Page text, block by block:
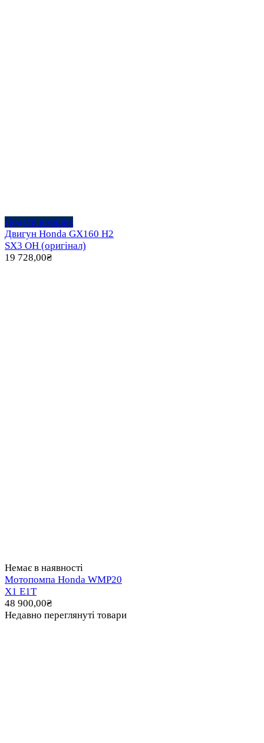
Додати в кошик
Двигун Honda GX160 H2
SX3 OH (оригінал)
19 728,00₴
Немає в наявності
Мотопомпа Honda WMP20
X1 E1T
48 900,00₴
Недавно переглянуті товари